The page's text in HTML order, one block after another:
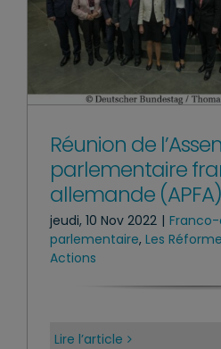
Réunion de
parlementaire
allemande (APFA)
jeudi, 10 Nov 2022 |
parlementaire, Les
Actions
Lire l’article